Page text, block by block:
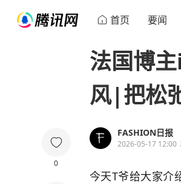
首页 要闻
0
法国博
风|把松
FASHION日报
2026-05-17 12:00
今天T爷给大家介